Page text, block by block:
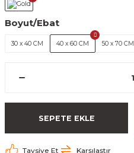
Boyut/Ebat
30 x 40 CM 40 x 60 CM 50 x 70 CM
SEPETE EKLE
Tavsiye Et Karşılaştır